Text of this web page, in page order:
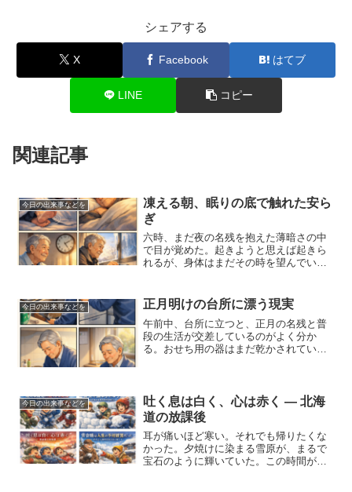
シェアする
X Facebook はてブ
LINE コピー
関連記事
今日の出来事などを
凍える朝、眠りの底で触れた安ら
ぎ
六時、まだ夜の名残を抱えた薄暗さの中
で目が覚めた。起きようと思えば起きら
れるが、身体はまだその時を望んでいな
いただろうが、今はその「無理」が心と
身体を少しずつ削っていた...
今日の出来事などを 正月明けの台所に漂う現実
午前中、台所に立つと、正月の名残と普
段の生活が交差しているのがよく分か
る。おせち用の器はまだ乾かされている
思考に切り替わっていた。こ...
今日の出来事などを
吐く息は白く、心は赤く ― 北海
道の放課後
耳が痛いほど寒い。それでも帰りたくな
かった。夕焼けに染まる雪原が、まるで
宝石のように輝いていた。この時間が永